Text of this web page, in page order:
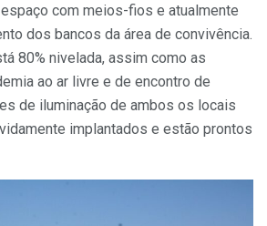
com meios-fios e atualmente
dos bancos da área de convivência.
80% nivelada, assim como as
ao ar livre e de encontro de
de iluminação de ambos os locais
implantados e estão prontos